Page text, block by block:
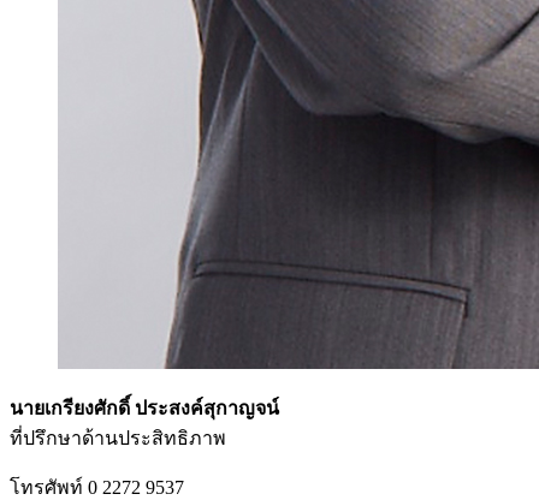
นายเกรียงศักดิ์ ประสงค์สุกาญจน์
ที่ปรึกษาด้านประสิทธิภาพ
โทรศัพท์ 0 2272 9537